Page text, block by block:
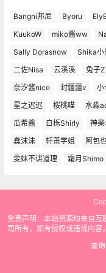
Bangni邦尼 Byoru
KuukoW
miko酱ww
Sally Dorasnow
Shika小
二佐Nisa
云溪溪 兔子
奈汐酱nice
封疆疆v 小
星之迟迟
桜桃喵 水淼
瓜希酱
白栎Shirly 神
蠢沫沫
轩萧学姐 阿包
雯妹不讲道理
霜月Shimo
免责声明：本站资源均来自
司所有，如有侵权或违规内容
查